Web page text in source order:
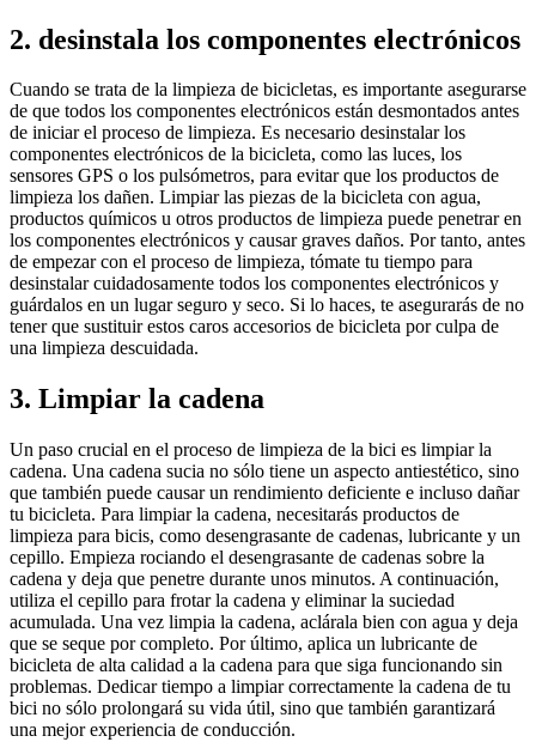
2. desinstala los componentes electrónicos
Cuando se trata de la limpieza de bicicletas, es importante asegurarse
de que todos los componentes electrónicos están desmontados antes
de iniciar el proceso de limpieza. Es necesario desinstalar los
componentes electrónicos de la bicicleta, como las luces, los
sensores GPS o los pulsómetros, para evitar que los productos de
limpieza los dañen. Limpiar las piezas de la bicicleta con agua,
productos químicos u otros productos de limpieza puede penetrar en
los componentes electrónicos y causar graves daños. Por tanto, antes
de empezar con el proceso de limpieza, tómate tu tiempo para
desinstalar cuidadosamente todos los componentes electrónicos y
guárdalos en un lugar seguro y seco. Si lo haces, te asegurarás de no
tener que sustituir estos caros accesorios de bicicleta por culpa de
una limpieza descuidada.
3. Limpiar la cadena
Un paso crucial en el proceso de limpieza de la bici es limpiar la
cadena. Una cadena sucia no sólo tiene un aspecto antiestético, sino
que también puede causar un rendimiento deficiente e incluso dañar
tu bicicleta. Para limpiar la cadena, necesitarás productos de
limpieza para bicis, como desengrasante de cadenas, lubricante y un
cepillo. Empieza rociando el desengrasante de cadenas sobre la
cadena y deja que penetre durante unos minutos. A continuación,
utiliza el cepillo para frotar la cadena y eliminar la suciedad
acumulada. Una vez limpia la cadena, aclárala bien con agua y deja
que se seque por completo. Por último, aplica un lubricante de
bicicleta de alta calidad a la cadena para que siga funcionando sin
problemas. Dedicar tiempo a limpiar correctamente la cadena de tu
bici no sólo prolongará su vida útil, sino que también garantizará
una mejor experiencia de conducción.